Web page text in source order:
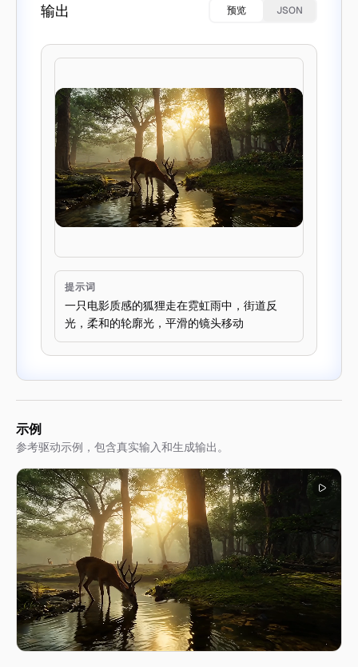
输出 预览 JSON
提示词
一只电影质感的狐狸走在霓虹雨中，街道反
光，柔和的轮廓光，平滑的镜头移动
示例
参考驱动示例，包含真实输入和生成输出。